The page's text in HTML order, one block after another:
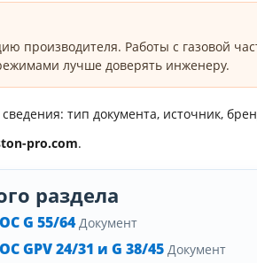
производителя. Работы с газовой
лучше доверять инженеру.
тип документа, источник,
pro.com.
раздела
G 55/64 Документ
GPV 24/31 и G 38/45 Документ